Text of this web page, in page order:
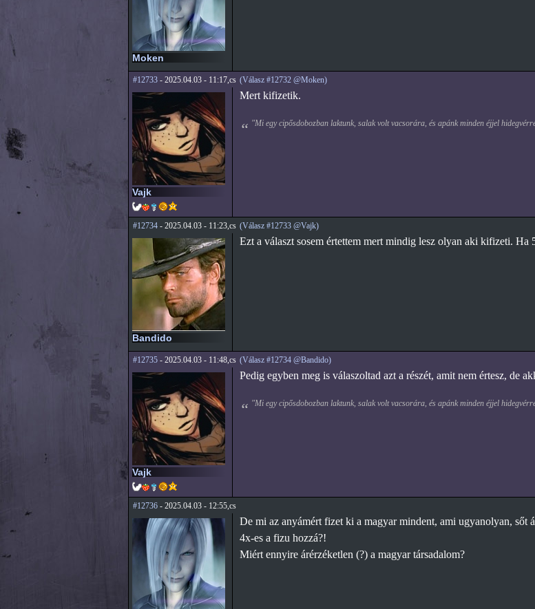
Moken
#12733- 2025.04.03 - 11:17,cs (Válasz #12732 @Moken)
Vajk
Mert kifizetik.
"Mi egy cipősdobozban laktunk, salak volt vacsorára, és apánk minden éjjel
#12734- 2025.04.03 - 11:23,cs (Válasz #12733 @Vajk)
Bandido
Ezt a választ sosem értettem mert mindig lesz olyan aki kifizeti.
#12735- 2025.04.03 - 11:48,cs (Válasz #12734 @Bandido)
Vajk
Pedig egyben meg is válaszoltad azt a részét, amit nem értesz, de
"Mi egy cipősdobozban laktunk, salak volt vacsorára, és apánk minden éjjel
#12736- 2025.04.03 - 12:55,cs
De mi az anyámért fizet ki a magyar mindent, ami ugyanolyan, sőt
4x-es a fizu hozzá?!
Miért ennyire árérzéketlen (?) a magyar társadalom?